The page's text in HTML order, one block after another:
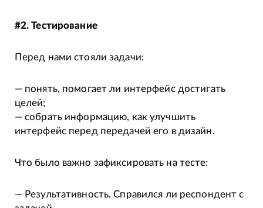
#2.Тестирование
Перед нами стояли задачи:
— понять, помогает ли интерфейс достигать
целей;
— собрать информацию, как улучшить
интерфейс перед передачей его в дизайн.
Что было важно зафиксировать на тесте:
— Результативность. Справился ли респондент с